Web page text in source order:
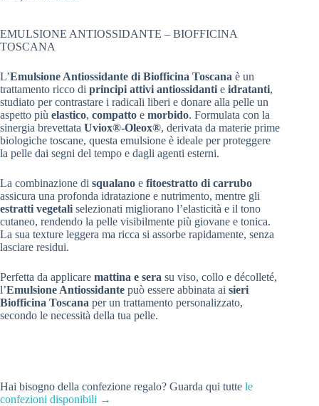
EMULSIONE ANTIOSSIDANTE – BIOFFICINA
TOSCANA
L’Emulsione Antiossidante di Biofficina Toscana è un
trattamento ricco di principi attivi antiossidanti e idratanti,
studiato per contrastare i radicali liberi e donare alla pelle un
aspetto più elastico, compatto e morbido. Formulata con la
sinergia brevettata Uviox®-Oleox®, derivata da materie prime
biologiche toscane, questa emulsione è ideale per proteggere
la pelle dai segni del tempo e dagli agenti esterni.
La combinazione di squalano e fitoestratto di carrubo
assicura una profonda idratazione e nutrimento, mentre gli
estratti vegetali selezionati migliorano l’elasticità e il tono
cutaneo, rendendo la pelle visibilmente più giovane e tonica.
La sua texture leggera ma ricca si assorbe rapidamente, senza
lasciare residui.
Perfetta da applicare mattina e sera su viso, collo e décolleté,
l’Emulsione Antiossidante può essere abbinata ai sieri
Biofficina Toscana per un trattamento personalizzato,
secondo le necessità della tua pelle.
Hai bisogno della confezione regalo? Guarda qui tutte le
confezioni disponibili →